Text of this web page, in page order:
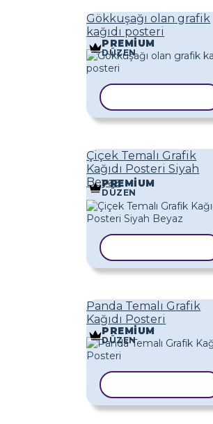
Gökkuşağı olan grafik
kağıdı posteri
PREMIUM
DÜZEN
Çiçek Temalı Grafik
Kağıdı Posteri Siyah
Beyaz
PREMIUM
DÜZEN
Panda Temalı Grafik
Kağıdı Posteri
PREMIUM
DÜZEN